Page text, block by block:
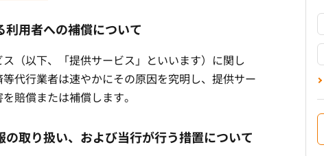
利用者への補償について
（以下、「提供サービス」といいます）に関し
代行業者は速やかにその原因を究明し、提供サー
賠償または補償します。
取り扱い、および当行が行う措置について